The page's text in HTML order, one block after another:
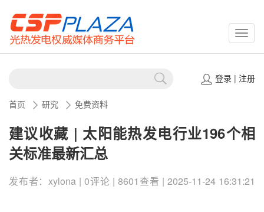
登录| 注册
首页 研究 免费资料
建议收藏 | 太阳能热发电行业196个相
关标准最新汇总
发布者：xylona | 0评论 | 8601查看 | 2025-11-24 16:31:21